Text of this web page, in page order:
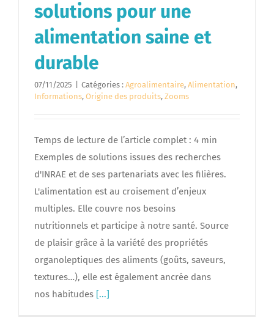
solutions pour une
alimentation saine et
durable
07/11/2025 Catégories : Agroalimentaire, Alimentation,
Informations, Origine des produits, Zooms
Temps de lecture de l’article complet : 4 min
Exemples de solutions issues des recherches
d'INRAE et de ses partenariats avec les filières.
L'alimentation est au croisement d’enjeux
multiples. Elle couvre nos besoins
nutritionnels et participe à notre santé. Source
de plaisir grâce à la variété des propriétés
organoleptiques des aliments (goûts, saveurs,
textures…), elle est également ancrée dans
nos habitudes [...]